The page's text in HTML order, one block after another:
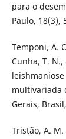
para o
Paulo, 18(3),
Temponi, A.
Cunha, T.
multivariada
Gerais,
Tristão, A.